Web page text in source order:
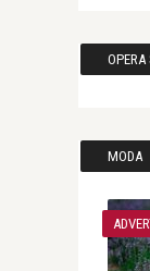
OPERA
MODA